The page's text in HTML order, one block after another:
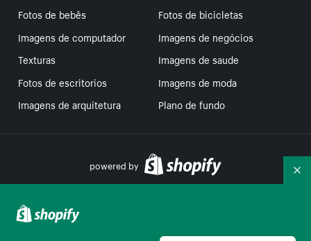
Fotos de bebês
Fotos de bicicletas
Imagens de computador
Imagens de negócios
Texturas
Imagens de saude
Fotos de escritorios
Imagens de moda
Imagens de arquitetura
Plano de fundo
powered by
Suas escolhas de privacidade